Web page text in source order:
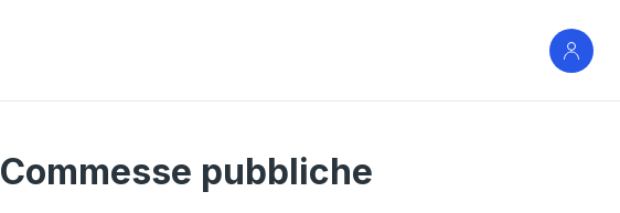
Commesse pubbliche